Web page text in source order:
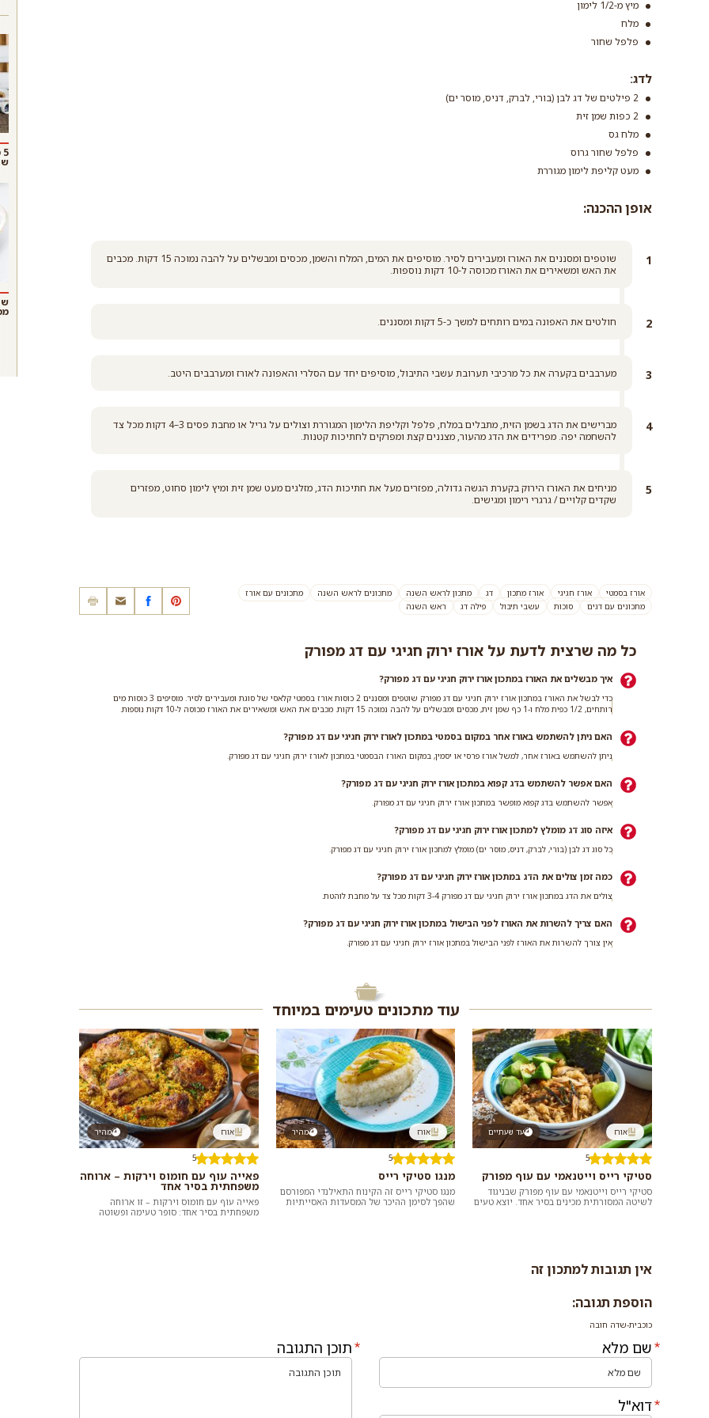
מיץ מ-1/2 לימון
מלח
פלפל שחור
לדג:
2 פילטים של דג לבן (בורי, לברק, דניס, מוסר ים)
2 כפות שמן זית
מלח גס
פלפל שחור גרוס
מעט קליפת לימון מגוררת
אופן ההכנה:
שוטפים ומסננים את האורז ומעבירים לסיר. מוסיפים את המים, המלח והשמן, מכסים ומבשלים על להבה נמוכה 15 דקות. מכבים
את האש ומשאירים את האורז מכוסה ל-10 דקות נוספות.
חולטים את האפונה במים רותחים למשך כ-5 דקות ומסננים.
מערבבים בקערה את כל מרכיבי תערובת עשבי התיבול, מוסיפים יחד עם הסלרי והאפונה לאורז ומערבבים היטב.
מברישים את הדג בשמן הזית, מתבלים במלח, פלפל וקליפת הלימון המגוררת וצולים על גריל או מחבת פסים 3–4 דקות מכל צד
להשחמה יפה. מפרידים את הדג מהעור, מצננים קצת ומפרקים לחתיכות קטנות.
מניחים את האורז הירוק בקערת הגשה גדולה, מפזרים מעל את חתיכות הדג, מזלגים מעט שמן זית ומיץ לימון סחוט, מפזרים
שקדים קלויים / גרגרי רימון ומגישים.
אורז בסמטי אורז חגיגי אורז מתכון דג מתכון לראש השנה מתכונים לראש השנה
מתכונים עם אורז
מתכונים עם דגים
סוכות עשבי תיבול פילה דג ראש השנה
כל מה שרצית לדעת על אורז ירוק חגיגי עם דג מפורק
איך מבשלים את האורז במתכון אורז ירוק חגיגי עם דג מפורק?
כדי לבשל את האורז במתכון אורז ירוק חגיגי עם דג מפורק שוטפים ומסננים 2 כוסות אורז בסמטי קלאסי של סוגת ומעבירים לסיר. מוסיפים 3 כוסות מים
רותחים, 1/2 כפית מלח ו-1 כף שמן זית, מכסים ומבשלים על להבה נמוכה 15 דקות. מכבים את האש ומשאירים את האורז מכוסה ל-10 דקות נוספות.
האם ניתן להשתמש באורז אחר במקום בסמטי במתכון לאורז ירוק חגיגי עם דג מפורק?
ניתן להשתמש באורז אחר, למשל אורז פרסי או יסמין, במקום האורז הבסמטי במתכון לאורז ירוק חגיגי עם דג מפורק.
האם אפשר להשתמש בדג קפוא במתכון אורז ירוק חגיגי עם דג מפורק?
אפשר להשתמש בדג קפוא מופשר במתכון אורז ירוק חגיגי עם דג מפורק.
איזה סוג דג מומלץ למתכון אורז ירוק חגיגי עם דג מפורק?
כל סוג דג לבן (בורי, לברק, דניס, מוסר ים) מומלץ למתכון אורז ירוק חגיגי עם דג מפורק.
כמה זמן צולים את הדג במתכון אורז ירוק חגיגי עם דג מפורק?
צולים את הדג במתכון אורז ירוק חגיגי עם דג מפורק 3-4 דקות מכל צד על מחבת לוהטת.
האם צריך להשרות את האורז לפני הבישול במתכון אורז ירוק חגיגי עם דג מפורק?
אין צורך להשרות את האורז לפני הבישול במתכון אורז ירוק חגיגי עם דג מפורק.
עוד מתכונים טעימים במיוחד
עד שעתיים אורז
5
סטיקי רייס וייטנאמי עם עוף מפורק
סטיקי רייס וייטנאמי עם עוף מפורק שבניגוד
לשיטה המסורתית מכינים בסיר אחד. יוצא טעים
מהיר אורז
5
מנגו סטיקי רייס
מנגו סטיקי רייס זה הקינוח התאילנדי המפורסם
שהפך לסימן ההיכר של המסעדות האסייתיות
מהיר אורז
5
פאייה עוף עם חומוס וירקות – ארוחה
משפחתית בסיר אחד
פאייה עוף עם חומוס וירקות – זו ארוחה
משפחתית בסיר אחד: סופר טעימה ופשוטה
אין תגובות למתכון זה
הוספת תגובה:
כוכבית-שדה חובה
שם מלא
דוא"ל
תוכן התגובה